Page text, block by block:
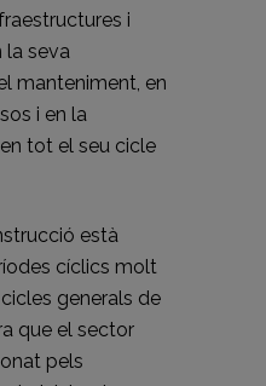
i
la seva
manteniment, en
i en la
tot el seu cicle
està
cíclics molt
generals de
que el sector
pels